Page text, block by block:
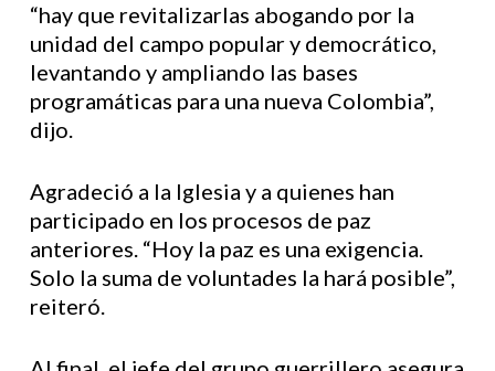
“hay que revitalizarlas abogando por la
unidad del campo popular y democrático,
levantando y ampliando las bases
programáticas para una nueva Colombia”,
dijo.
Agradeció a la Iglesia y a quienes han
participado en los procesos de paz
anteriores. “Hoy la paz es una exigencia.
Solo la suma de voluntades la hará posible”,
reiteró.